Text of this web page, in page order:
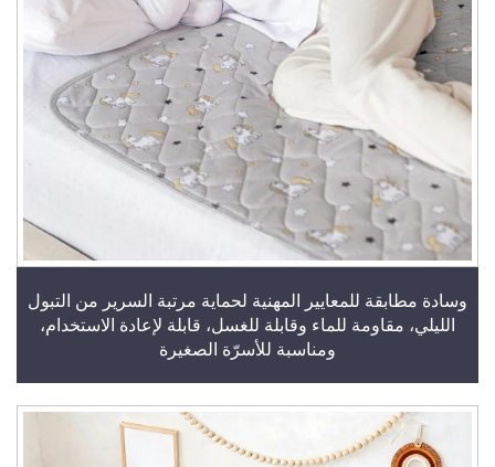
وسادة مطابقة للمعايير المهنية لحماية مرتبة السرير من التبول
الليلي، مقاومة للماء وقابلة للغسل، قابلة لإعادة الاستخدام،
ومناسبة للأسرّة الصغيرة